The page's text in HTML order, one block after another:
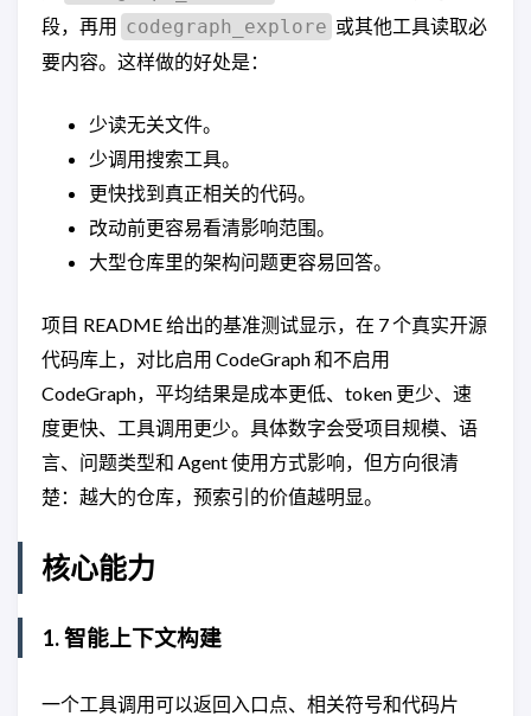
段，再用 codegraph_explore 或其他工具读取必
要内容。这样做的好处是：
少读无关文件。
少调用搜索工具。
更快找到真正相关的代码。
改动前更容易看清影响范围。
大型仓库里的架构问题更容易回答。
项目 README 给出的基准测试显示，在 7 个真实开源
代码库上，对比启用 CodeGraph 和不启用
CodeGraph，平均结果是成本更低、token 更少、速
度更快、工具调用更少。具体数字会受项目规模、语
言、问题类型和 Agent 使用方式影响，但方向很清
楚：越大的仓库，预索引的价值越明显。
核心能力
1. 智能上下文构建
一个工具调用可以返回入口点、相关符号和代码片